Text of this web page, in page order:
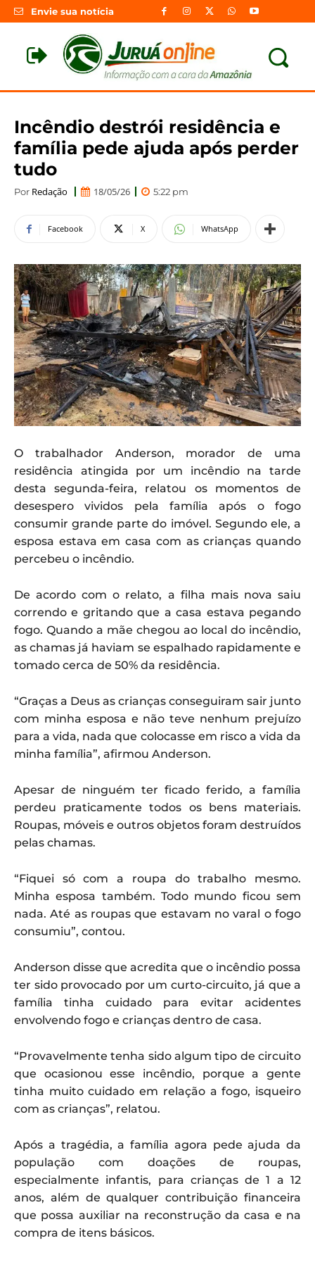
Envie sua notícia
Incêndio destrói residência e
família pede ajuda após perder
tudo
Por Redação 18/05/26 5:22 pm
Facebook X WhatsApp
O trabalhador Anderson, morador de uma
residência atingida por um incêndio na tarde
desta segunda-feira, relatou os momentos de
desespero vividos pela família após o fogo
consumir grande parte do imóvel. Segundo ele, a
esposa estava em casa com as crianças quando
percebeu o incêndio.
De acordo com o relato, a filha mais nova saiu
correndo e gritando que a casa estava pegando
fogo. Quando a mãe chegou ao local do incêndio,
as chamas já haviam se espalhado rapidamente e
tomado cerca de 50% da residência.
“Graças a Deus as crianças conseguiram sair junto
com minha esposa e não teve nenhum prejuízo
para a vida, nada que colocasse em risco a vida da
minha família”, afirmou Anderson.
Apesar de ninguém ter ficado ferido, a família
perdeu praticamente todos os bens materiais.
Roupas, móveis e outros objetos foram destruídos
pelas chamas.
“Fiquei só com a roupa do trabalho mesmo.
Minha esposa também. Todo mundo ficou sem
nada. Até as roupas que estavam no varal o fogo
consumiu”, contou.
Anderson disse que acredita que o incêndio possa
ter sido provocado por um curto-circuito, já que a
família tinha cuidado para evitar acidentes
envolvendo fogo e crianças dentro de casa.
“Provavelmente tenha sido algum tipo de circuito
que ocasionou esse incêndio, porque a gente
tinha muito cuidado em relação a fogo, isqueiro
com as crianças”, relatou.
Após a tragédia, a família agora pede ajuda da
população com doações de roupas,
especialmente infantis, para crianças de 1 a 12
anos, além de qualquer contribuição financeira
que possa auxiliar na reconstrução da casa e na
compra de itens básicos.